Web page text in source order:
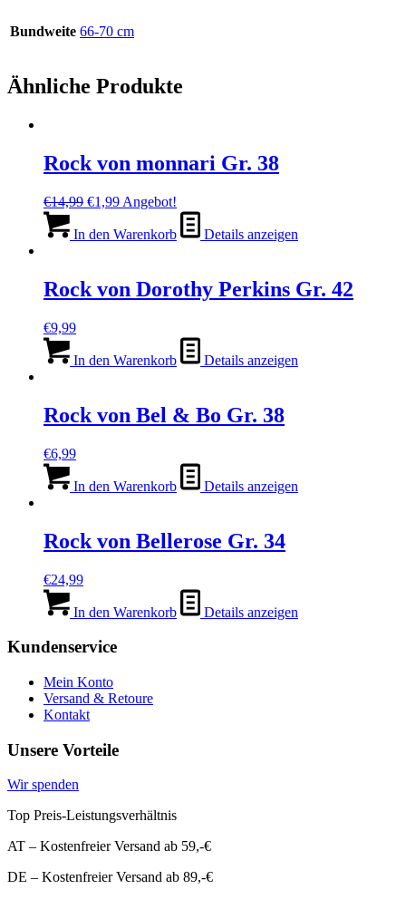
Bundweite 66-70 cm
Ähnliche Produkte
Rock von monnari Gr. 38
€14,99 Ursprünglicher
war:
€1,99Aktueller
ist:
Angebot!
In den Warenkorb Details anzeigen
Rock von Dorothy Perkins Gr. 42
€9,99
In den Warenkorb Details anzeigen
Rock von Bel & Bo Gr. 38
€6,99
In den Warenkorb Details anzeigen
Rock von Bellerose Gr. 34
€24,99
In den Warenkorb Details anzeigen
Kundenservice
Mein Konto
Versand & Retoure
Kontakt
Unsere Vorteile
Wir spenden
Top Preis-Leistungsverhältnis
AT – Kostenfreier Versand ab 59,-€
DE – Kostenfreier Versand ab 89,-€